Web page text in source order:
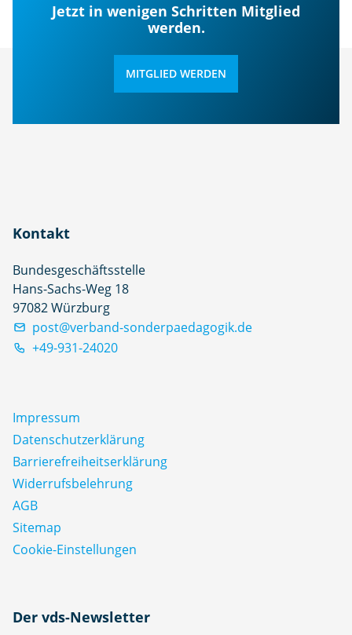
Jetzt in wenigen Schritten Mitglied
werden.
MITGLIED WERDEN
Kontakt
Bundesgeschäftsstelle
Hans-Sachs-Weg 18
97082 Würzburg
post@verband-sonderpaedagogik.de
+49-931-24020
Impressum
Datenschutz­erklärung
Barrierefreiheitserklärung
Widerrufsbelehrung
AGB
Sitemap
Cookie-Einstellungen
Der vds-Newsletter
N